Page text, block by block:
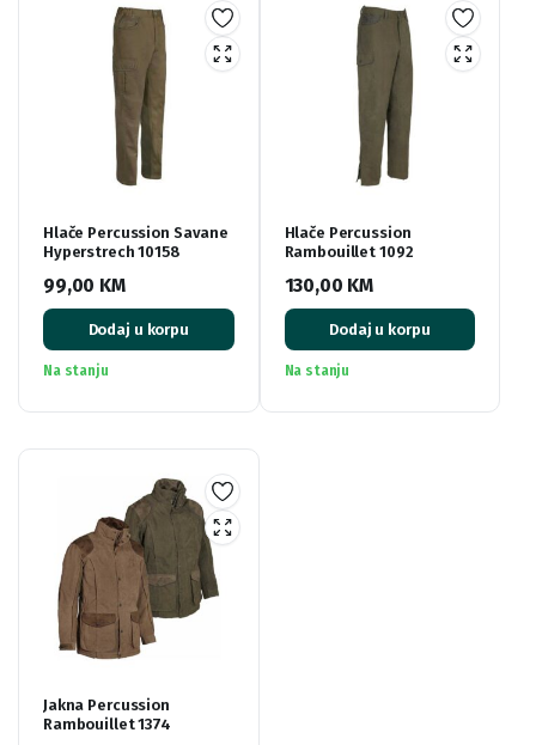
Hlače Percussion Savane
Hyperstrech 10158
99,00 KM
Dodaj u korpu
Na stanju
Hlače Percussion
Rambouillet 1092
130,00 KM
Dodaj u korpu
Na stanju
Jakna Percussion
Rambouillet 1374